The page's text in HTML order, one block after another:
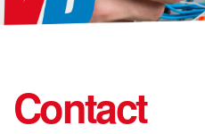
Contact